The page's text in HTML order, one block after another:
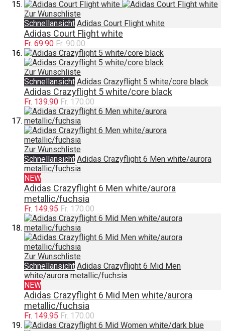
Zur Wunschliste
Schnellansicht Adidas Court Flight white
Adidas Court Flight white
Fr. 69.90 Fr. 90.00
Zur Wunschliste
Schnellansicht Adidas Crazyflight 5 white/core black
Adidas Crazyflight 5 white/core black
Fr. 139.90 Fr. 170.00
Zur Wunschliste
Schnellansicht Adidas Crazyflight 6 Men white/aurora
metallic/fuchsia
NEW
Adidas Crazyflight 6 Men white/aurora
metallic/fuchsia
Fr. 149.95 Fr. 170.00
Zur Wunschliste
Schnellansicht Adidas Crazyflight 6 Mid Men
white/aurora metallic/fuchsia
NEW
Adidas Crazyflight 6 Mid Men white/aurora
metallic/fuchsia
Fr. 149.95 Fr. 170.00